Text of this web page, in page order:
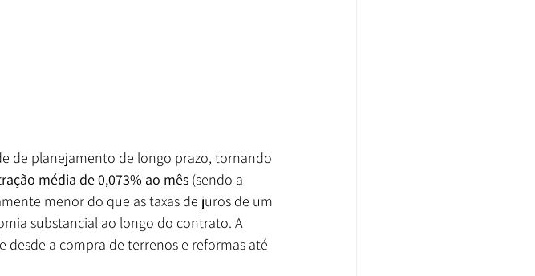
de planejamento de longo prazo, tornando
média de 0,073% ao mês (sendo a
menor do que as taxas de juros de um
substancial ao longo do contrato. A
a compra de terrenos e reformas até